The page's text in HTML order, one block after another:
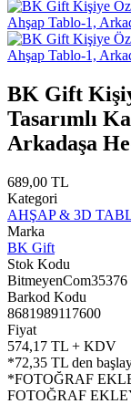
BK Gift
Tasarımlı
Arkadaşa
689,00 TL
Kategori
AHŞAP & 3D
Marka
BK Gift
Stok Kodu
BitmeyenCom35376
Barkod Kodu
8681989117600
Fiyat
574,17 TL + KDV
*72,35 TL den
*FOTOĞRAF
FOTOĞRAF